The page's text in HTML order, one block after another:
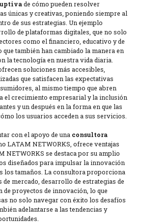
de cómo pueden resolver
únicas y creativas, poniendo siempre al
de sus estrategias. Un ejemplo
de plataformas digitales, que no solo
como el financiero, educativo y de
también han cambiado la manera en
la tecnología en nuestra vida diaria.
soluciones más accesibles,
que satisfacen las expectativas
al mismo tiempo que abren
el crecimiento empresarial y la inclusión
y un después en la forma en que las
los usuarios acceden a sus servicios.
con el apoyo de una consultora
LATAM NETWORKS, ofrece ventajas
NETWORKS se destaca por su amplio
diseñados para impulsar la innovación
los tamaños. La consultora proporciona
mercado, desarrollo de estrategias de
proyectos de innovación, lo que
no solo navegar con éxito los desafíos
adelantarse a las tendencias y